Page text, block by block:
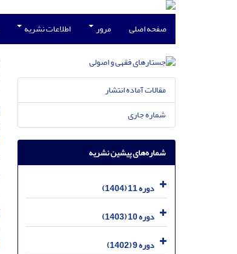
صفحه اصلی مرور اطلاعات نشریه
مقالات آماده انتشار
شماره جاری
شماره‌های پیشین نشریه
دوره 11 (1404)
دوره 10 (1403)
دوره 9 (1402)